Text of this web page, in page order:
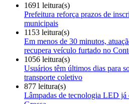
1691 leitura(s)
Prefeitura reforça prazos de
municipais
1153 leitura(s)
Em menos de 30 minutos,
recupera veículo furtado no
1056 leitura(s)
Usuários têm últimos dias para
transporte coletivo
877 leitura(s)
Lâmpadas de tecnologia LED já